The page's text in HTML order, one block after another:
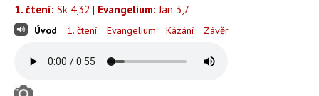
1. čtení: Sk 4,32 | Evangelium: Jan 3,7
Úvod 1. čtení Evangelium Kázání Závěr